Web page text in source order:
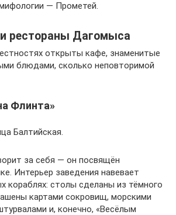
— Прометей.
рестораны Дагомыса
открыты кафе, знаменитые
блюдами, сколько неповторимой
Флинта»
Балтийская.
за себя — он посвящён
Интерьер заведения навевает
кораблях: столы сделаны из тёмного
картами сокровищ, морскими
и, конечно, «Весёлым